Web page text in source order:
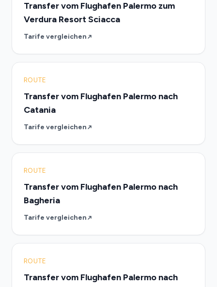
Transfer vom Flughafen Palermo zum
Verdura Resort Sciacca
Tarife vergleichen
ROUTE
Transfer vom Flughafen Palermo nach
Catania
Tarife vergleichen
ROUTE
Transfer vom Flughafen Palermo nach
Bagheria
Tarife vergleichen
ROUTE
Transfer vom Flughafen Palermo nach